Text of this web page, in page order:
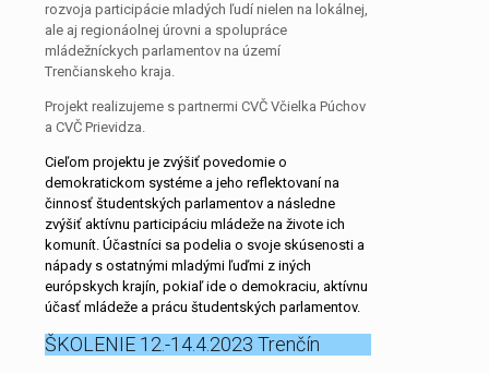
rozvoja participácie mladých ľudí nielen na lokálnej,
ale aj regionáolnej úrovni a spolupráce
mládežníckych parlamentov na území
Trenčianskeho kraja.
Projekt realizujeme s partnermi CVČ Včielka Púchov
a CVČ Prievidza.
Cieľom projektu je zvýšiť povedomie o
demokratickom systéme a jeho reflektovaní na
činnosť študentských parlamentov a následne
zvýšiť aktívnu participáciu mládeže na živote ich
komunít. Účastníci sa podelia o svoje skúsenosti a
nápady s ostatnými mladými ľuďmi z iných
európskych krajín, pokiaľ ide o demokraciu, aktívnu
účasť mládeže a prácu študentských parlamentov.
ŠKOLENIE 12.-14.4.2023 Trenčín